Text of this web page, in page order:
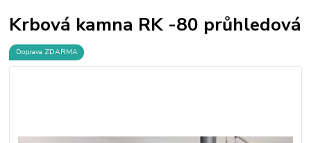
Krbová kamna RK -80 průhledová
Doprava ZDARMA